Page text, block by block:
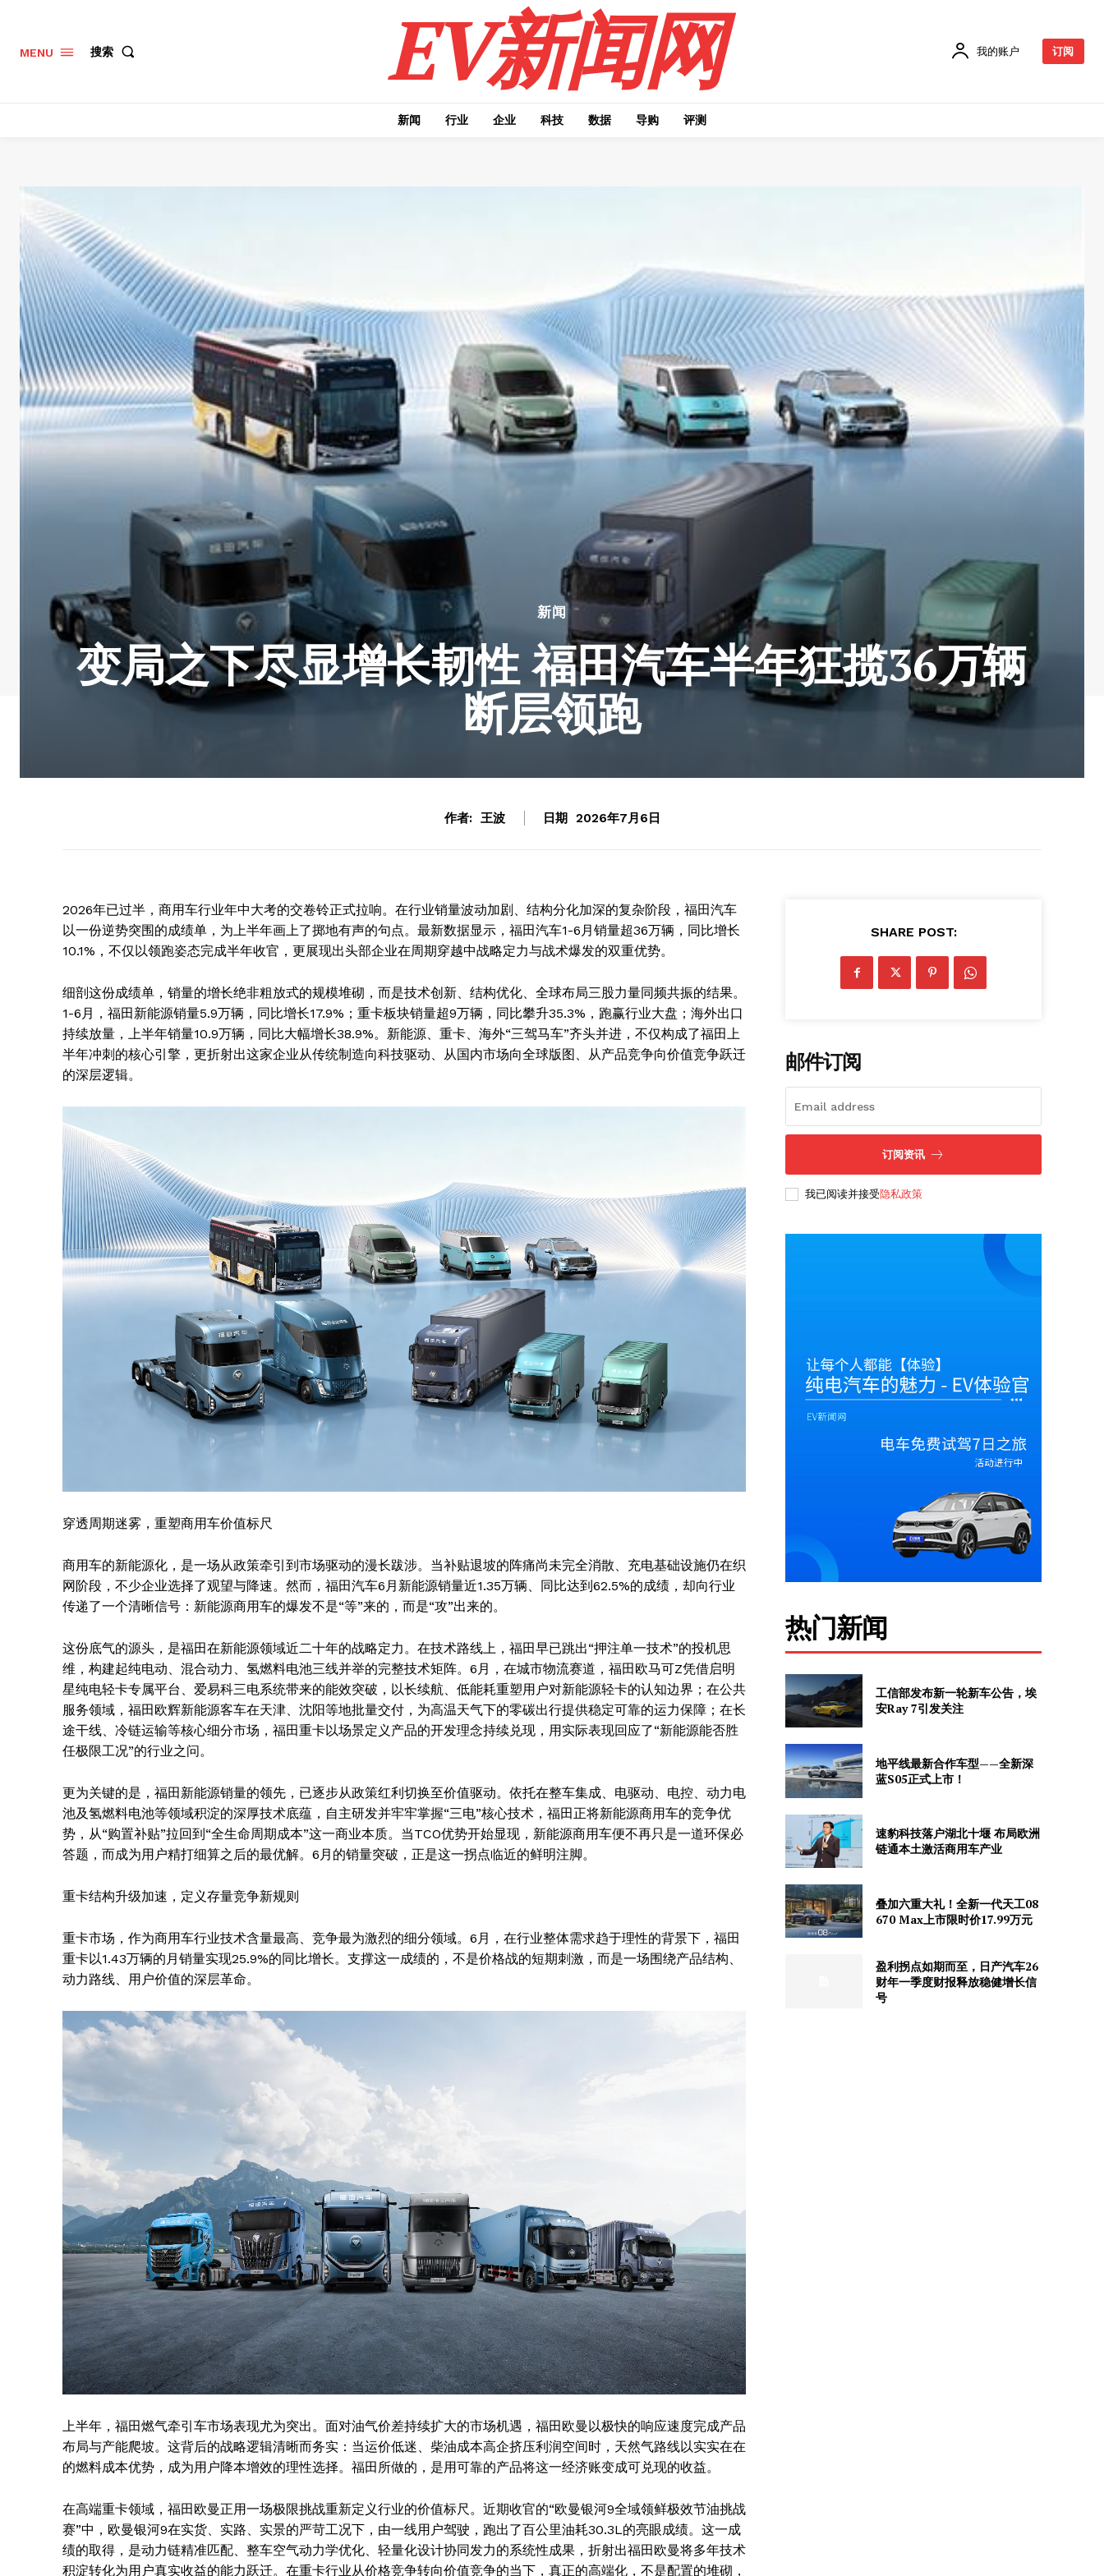
News Week
Magazine PRO
SUBSCRIBE NOW
Company
About
Contact us
MENU 搜索 EV新闻网 我的账户 订阅
新闻 行业 企业 科技 数据 导购 评测
新闻
变局之下尽显增长韧性 福田汽车半年狂揽36万辆
断层领跑
作者: 王波 日期 2026年7月6日
2026年已过半，商用车行业年中大考的交卷铃正式拉响。在行业销量波动加剧、结构分化加深的复杂阶段，福田汽车
以一份逆势突围的成绩单，为上半年画上了掷地有声的句点。最新数据显示，福田汽车1-6月销量超36万辆，同比增长
10.1%，不仅以领跑姿态完成半年收官，更展现出头部企业在周期穿越中战略定力与战术爆发的双重优势。
细剖这份成绩单，销量的增长绝非粗放式的规模堆砌，而是技术创新、结构优化、全球布局三股力量同频共振的结果。
1-6月，福田新能源销量5.9万辆，同比增长17.9%；重卡板块销量超9万辆，同比攀升35.3%，跑赢行业大盘；海外出口
持续放量，上半年销量10.9万辆，同比大幅增长38.9%。新能源、重卡、海外“三驾马车”齐头并进，不仅构成了福田上
半年冲刺的核心引擎，更折射出这家企业从传统制造向科技驱动、从国内市场向全球版图、从产品竞争向价值竞争跃迁
的深层逻辑。
穿透周期迷雾，重塑商用车价值标尺
商用车的新能源化，是一场从政策牵引到市场驱动的漫长跋涉。当补贴退坡的阵痛尚未完全消散、充电基础设施仍在织
网阶段，不少企业选择了观望与降速。然而，福田汽车6月新能源销量近1.35万辆、同比达到62.5%的成绩，却向行业
传递了一个清晰信号：新能源商用车的爆发不是“等”来的，而是“攻”出来的。
这份底气的源头，是福田在新能源领域近二十年的战略定力。在技术路线上，福田早已跳出“押注单一技术”的投机思
维，构建起纯电动、混合动力、氢燃料电池三线并举的完整技术矩阵。6月，在城市物流赛道，福田欧马可Z凭借启明
星纯电轻卡专属平台、爱易科三电系统带来的能效突破，以长续航、低能耗重塑用户对新能源轻卡的认知边界；在公共
服务领域，福田欧辉新能源客车在天津、沈阳等地批量交付，为高温天气下的零碳出行提供稳定可靠的运力保障；在长
途干线、冷链运输等核心细分市场，福田重卡以场景定义产品的开发理念持续兑现，用实际表现回应了“新能源能否胜
任极限工况”的行业之问。
更为关键的是，福田新能源销量的领先，已逐步从政策红利切换至价值驱动。依托在整车集成、电驱动、电控、动力电
池及氢燃料电池等领域积淀的深厚技术底蕴，自主研发并牢牢掌握“三电”核心技术，福田正将新能源商用车的竞争优
势，从“购置补贴”拉回到“全生命周期成本”这一商业本质。当TCO优势开始显现，新能源商用车便不再只是一道环保必
答题，而成为用户精打细算之后的最优解。6月的销量突破，正是这一拐点临近的鲜明注脚。
重卡结构升级加速，定义存量竞争新规则
重卡市场，作为商用车行业技术含量最高、竞争最为激烈的细分领域。6月，在行业整体需求趋于理性的背景下，福田
重卡以1.43万辆的月销量实现25.9%的同比增长。支撑这一成绩的，不是价格战的短期刺激，而是一场围绕产品结构、
动力路线、用户价值的深层革命。
上半年，福田燃气牵引车市场表现尤为突出。面对油气价差持续扩大的市场机遇，福田欧曼以极快的响应速度完成产品
布局与产能爬坡。这背后的战略逻辑清晰而务实：当运价低迷、柴油成本高企挤压利润空间时，天然气路线以实实在在
的燃料成本优势，成为用户降本增效的理性选择。福田所做的，是用可靠的产品将这一经济账变成可兑现的收益。
在高端重卡领域，福田欧曼正用一场极限挑战重新定义行业的价值标尺。近期收官的“欧曼银河9全域领鲜极效节油挑战
赛”中，欧曼银河9在实货、实路、实景的严苛工况下，由一线用户驾驶，跑出了百公里油耗30.3L的亮眼成绩。这一成
绩的取得，是动力链精准匹配、整车空气动力学优化、轻量化设计协同发力的系统性成果，折射出福田欧曼将多年技术
积淀转化为用户真实收益的能力跃迁。在重卡行业从价格竞争转向价值竞争的当下，真正的高端化，不是配置的堆砌，
SHARE POST:
邮件订阅
订阅资讯
我已阅读并接受隐私政策
热门新闻
工信部发布新一轮新车公告，埃
安Ray 7引发关注
地平线最新合作车型——全新深
蓝S05正式上市！
速豹科技落户湖北十堰 布局欧洲
链通本土激活商用车产业
叠加六重大礼！全新一代天工08
670 Max上市限时价17.99万元
盈利拐点如期而至，日产汽车26
财年一季度财报释放稳健增长信
号